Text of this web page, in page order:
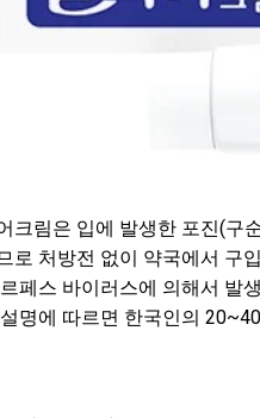
크림은 입에 발생한 포진(구
로 처방전 없이 약국에서 구
페스 바이러스에 의해서 발
명에 따르면 한국인의